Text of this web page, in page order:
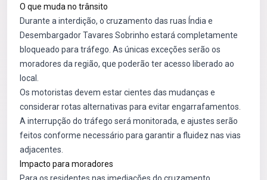
O que muda no trânsito
Durante a interdição, o cruzamento das ruas Índia e
Desembargador Tavares Sobrinho estará completamente
bloqueado para tráfego. As únicas exceções serão os
moradores da região, que poderão ter acesso liberado ao
local.
Os motoristas devem estar cientes das mudanças e
considerar rotas alternativas para evitar engarrafamentos.
A interrupção do tráfego será monitorada, e ajustes serão
feitos conforme necessário para garantir a fluidez nas vias
adjacentes.
Impacto para moradores